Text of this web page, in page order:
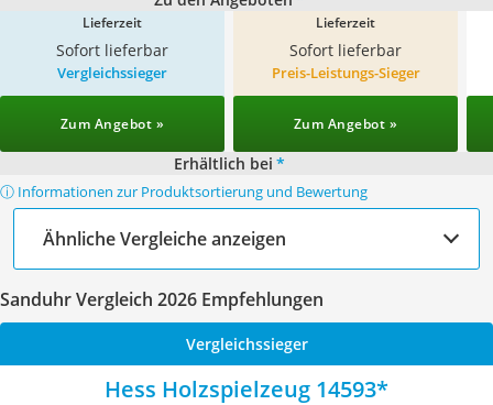
Lieferzeit
Sofort lieferbar
Lieferzeit
Sofort lieferbar
Vergleichssieger
Zum Angebot »
Preis-Leistungs-Sieger
Zum Angebot »
Erhältlich bei *
ⓘ Informationen zur Produktsortierung und Bewertung
Ähnliche Vergleiche anzeigen
Sanduhr Vergleich 2026 Empfehlungen
Vergleichssieger
Hess Holzspielzeug 14593